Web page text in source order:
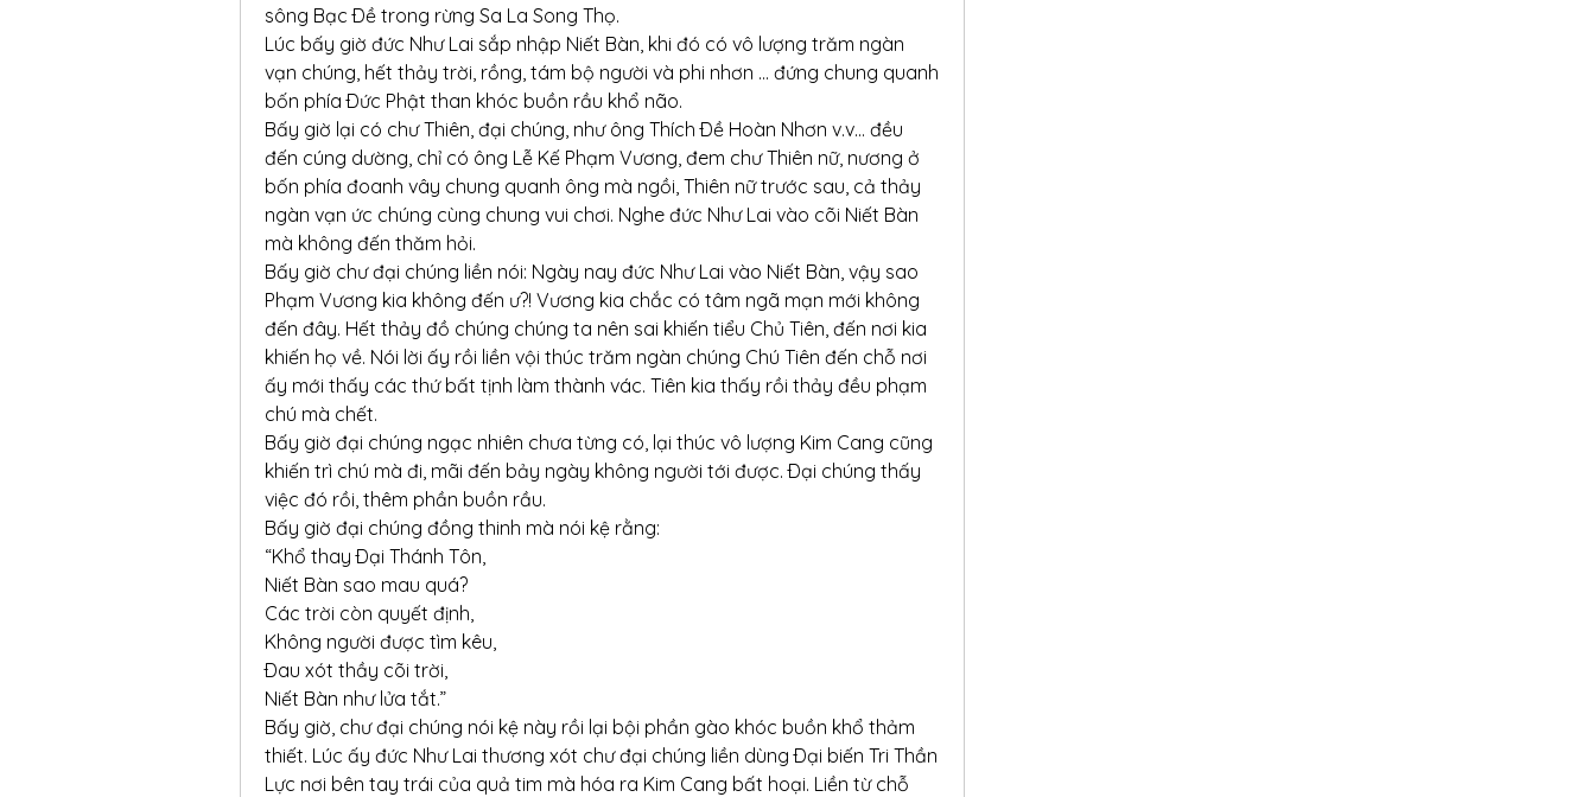
sông Bạc Ðề trong rừng Sa La Song Thọ.
Lúc bấy giờ đức Như Lai sắp nhập Niết Bàn, khi đó có vô lượng trăm ngàn
vạn chúng, hết thảy trời, rồng, tám bộ người và phi nhơn … đứng chung quanh
bốn phía Ðức Phật than khóc buồn rầu khổ não.
Bấy giờ lại có chư Thiên, đại chúng, như ông Thích Ðề Hoàn Nhơn v.v… đều
đến cúng dường, chỉ có ông Lễ Kế Phạm Vương, đem chư Thiên nữ, nương ở
bốn phía đoanh vây chung quanh ông mà ngồi, Thiên nữ trước sau, cả thảy
ngàn vạn ức chúng cùng chung vui chơi. Nghe đức Như Lai vào cõi Niết Bàn
mà không đến thăm hỏi.
Bấy giờ chư đại chúng liền nói: Ngày nay đức Như Lai vào Niết Bàn, vậy sao
Phạm Vương kia không đến ư?! Vương kia chắc có tâm ngã mạn mới không
đến đây. Hết thảy đồ chúng chúng ta nên sai khiến tiểu Chủ Tiên, đến nơi kia
khiến họ về. Nói lời ấy rồi liền vội thúc trăm ngàn chúng Chú Tiên đến chỗ nơi
ấy mới thấy các thứ bất tịnh làm thành vác. Tiên kia thấy rồi thảy đều phạm
chú mà chết.
Bấy giờ đại chúng ngạc nhiên chưa từng có, lại thúc vô lượng Kim Cang cũng
khiến trì chú mà đi, mãi đến bảy ngày không người tới được. Ðại chúng thấy
việc đó rồi, thêm phần buồn rầu.
Bấy giờ đại chúng đồng thinh mà nói kệ rằng:
“Khổ thay Ðại Thánh Tôn,
Niết Bàn sao mau quá?
Các trời còn quyết định,
Không người được tìm kêu,
Ðau xót thầy cõi trời,
Niết Bàn như lửa tắt.”
Bấy giờ, chư đại chúng nói kệ này rồi lại bội phần gào khóc buồn khổ thảm
thiết. Lúc ấy đức Như Lai thương xót chư đại chúng liền dùng Ðại biến Tri Thần
Lực nơi bên tay trái của quả tim mà hóa ra Kim Cang bất hoại. Liền từ chỗ